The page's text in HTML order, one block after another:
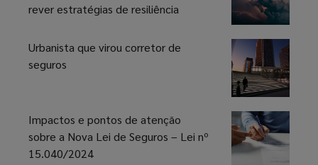
rever estratégias de resiliência
Urbanista que virou corretor de
seguros
Impactos e pontos de atenção
sobre a Nova Lei de Seguros – Lei nº
15.040/2024